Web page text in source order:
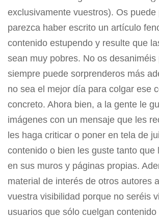
exclusivamente vuestros). Os puede
parezca haber escrito un artículo
contenido estupendo y resulte que
sean muy pobres. No os desaniméis
siempre puede sorprenderos más
no sea el mejor día para colgar ese
concreto. Ahora bien, a la gente le
imágenes con un mensaje que les
les haga criticar o poner en tela de
contenido o bien les guste tanto que
en sus muros y páginas propias.
material de interés de otros autores
vuestra visibilidad porque no seréis
usuarios que sólo cuelgan